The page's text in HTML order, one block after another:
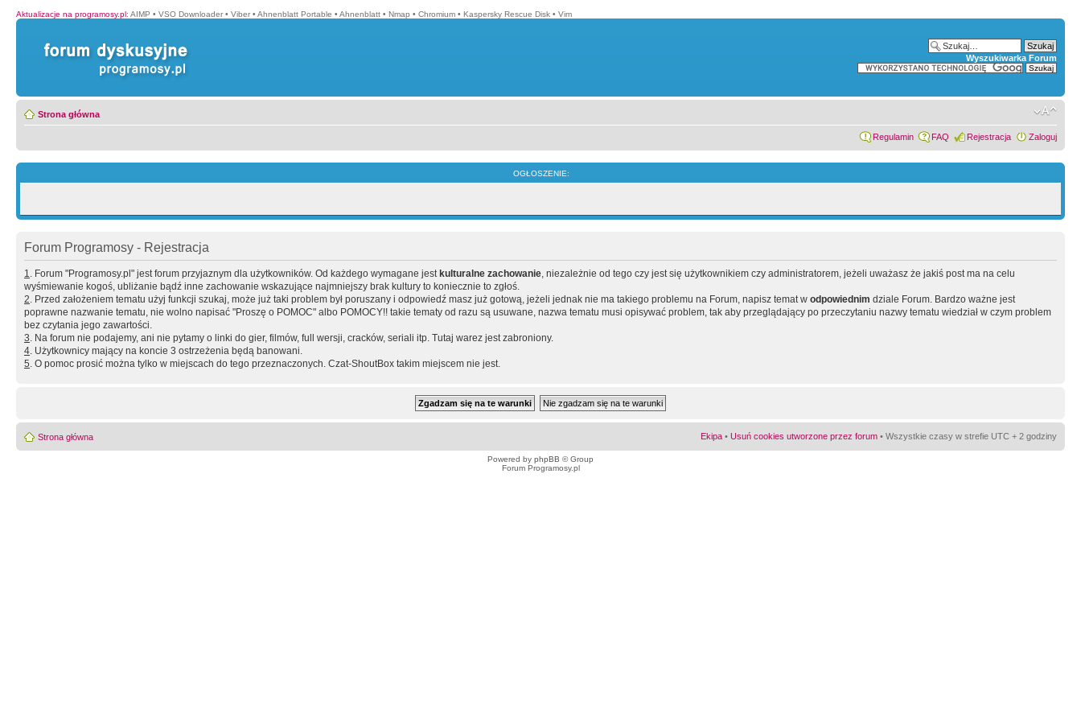
Aktualizacje na programosy.pl: AIMP • VSO Downloader • Viber • Ahnenblatt Portable • Ahnenblatt • Nmap • Chromium • Kaspersky Rescue Disk • Vim
Wyszukiwarka Forum
Strona główna
Regulamin FAQ Rejestracja Zaloguj
OGŁOSZENIE:
Forum Programosy - Rejestracja
1. Forum "Programosy.pl" jest forum przyjaznym dla użytkowników. Od każdego wymagane jest kulturalne zachowanie, niezależnie od tego czy jest się użytkownikiem czy administratorem, jeżeli uważasz że jakiś post ma na celu
wyśmiewanie kogoś, ubliżanie bądź inne zachowanie wskazujące najmniejszy brak kultury to koniecznie to zgłoś.
2. Przed założeniem tematu użyj funkcji szukaj, może już taki problem był poruszany i odpowiedź masz już gotową, jeżeli jednak nie ma takiego problemu na Forum, napisz temat w odpowiednim dziale Forum. Bardzo ważne jest
poprawne nazwanie tematu, nie wolno napisać "Proszę o POMOC" albo POMOCY!! takie tematy od razu są usuwane, nazwa tematu musi opisywać problem, tak aby przeglądający po przeczytaniu nazwy tematu wiedział w czym problem
bez czytania jego zawartości.
3. Na forum nie podajemy, ani nie pytamy o linki do gier, filmów, full wersji, cracków, seriali itp. Tutaj warez jest zabroniony.
4. Użytkownicy mający na koncie 3 ostrzeżenia będą banowani.
5. O pomoc prosić można tylko w miejscach do tego przeznaczonych. Czat-ShoutBox takim miejscem nie jest.
Strona główna Ekipa • Usuń cookies utworzone przez forum • Wszystkie czasy w strefie UTC + 2 godziny
Powered by phpBB © Group
Forum Programosy.pl